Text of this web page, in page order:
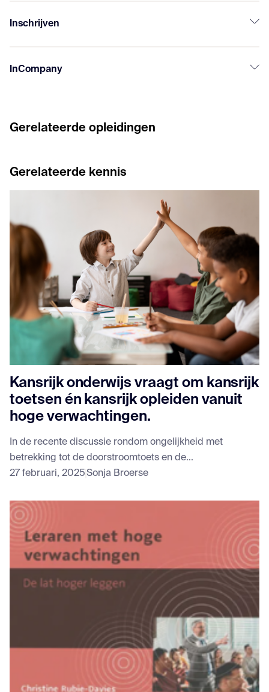
Inschrijven
InCompany
Gerelateerde opleidingen
Gerelateerde kennis
Kansrijk onderwijs vraagt om kansrijk
toetsen én kansrijk opleiden vanuit
hoge verwachtingen.
In de recente discussie rondom ongelijkheid met
betrekking tot de doorstroomtoets en de...
27 februari, 2025Sonja Broerse